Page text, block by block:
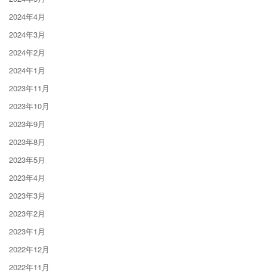
2024年4月
2024年3月
2024年2月
2024年1月
2023年11月
2023年10月
2023年9月
2023年8月
2023年5月
2023年4月
2023年3月
2023年2月
2023年1月
2022年12月
2022年11月